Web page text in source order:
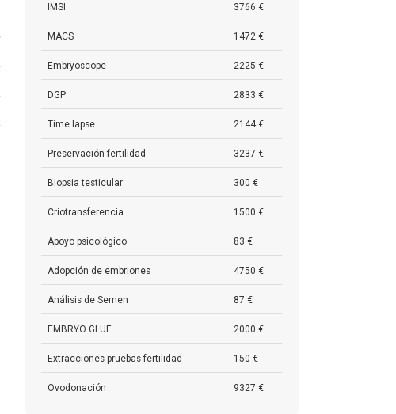
IMSI 3766 €
MACS 1472 €
Embryoscope 2225 €
DGP 2833 €
Time lapse 2144 €
Preservación fertilidad 3237 €
Biopsia testicular 300 €
Criotransferencia 1500 €
Apoyo psicológico 83 €
Adopción de embriones 4750 €
Análisis de Semen 87 €
EMBRYO GLUE 2000 €
Extracciones pruebas fertilidad 150 €
Ovodonación 9327 €